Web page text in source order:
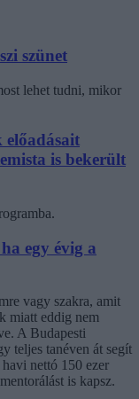
szünet
lehet tudni, mikor
előadásait
is bekerült
egy évig a
vagy szakra, amit
miatt eddig nem
A Budapesti
teljes tanéven át segít
nettó 150 ezer
is kapsz.